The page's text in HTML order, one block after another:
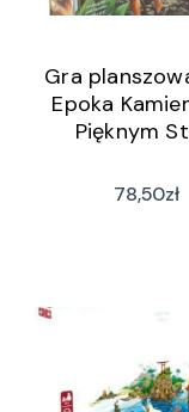
Gra
Epoka
Pięknym
78,50zł